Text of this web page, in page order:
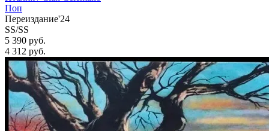
Поп
Переиздание'24
SS/SS
5 390 руб.
4 312 руб.